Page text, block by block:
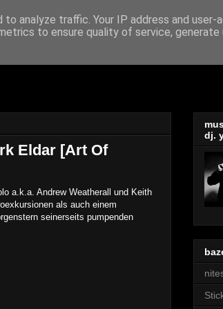
Archive
Eldar [Art Of
a.k.a. Andrew Weatherall und Keith
als auch einem
seinerseits pumpenden
dj.
analyze traffic. Your IP address and user-
to ensure quality of service, generate